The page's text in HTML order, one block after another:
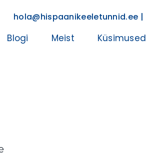
hola@hispaanikeeletunnid.ee |
Blogi Meist Küsimused